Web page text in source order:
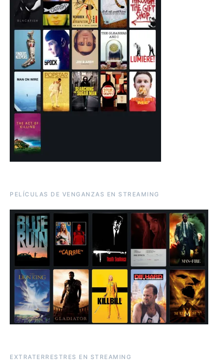
PELÍCULAS DE VENGANZAS EN STREAMING
EXTRATERRESTRES EN STREAMING